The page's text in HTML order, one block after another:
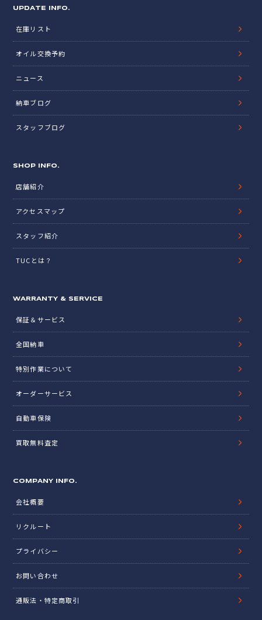
UPDATE INFO.
在庫リスト
オイル交換予約
ニュース
納車ブログ
スタッフブログ
SHOP INFO.
店舗紹介
アクセスマップ
スタッフ紹介
TUCとは？
WARRANTY & SERVICE
保証＆サービス
全国納車
特別作業について
オーダーサービス
自動車保険
買取無料査定
COMPANY INFO.
会社概要
リクルート
プライバシー
お問い合わせ
通販法・特定商取引